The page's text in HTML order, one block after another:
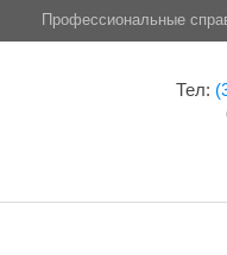
Профессиональные
Тел: